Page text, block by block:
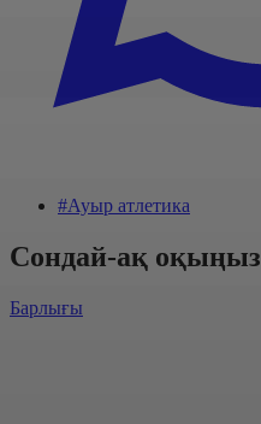
#Ауыр атлетика
Сондай-ақ оқыңыз
Барлығы